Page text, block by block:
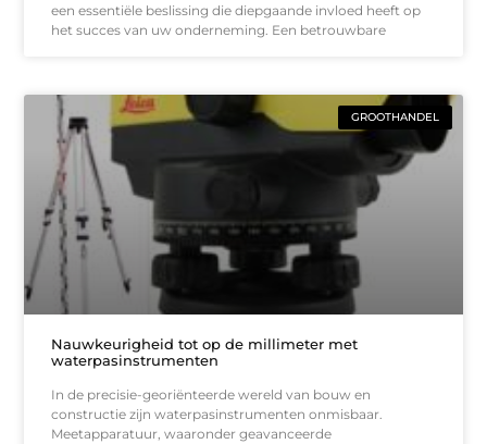
een essentiële beslissing die diepgaande invloed heeft op
het succes van uw onderneming. Een betrouwbare
GROOTHANDEL
Nauwkeurigheid tot op de millimeter met
waterpasinstrumenten
In de precisie-georiënteerde wereld van bouw en
constructie zijn waterpasinstrumenten onmisbaar.
Meetapparatuur, waaronder geavanceerde